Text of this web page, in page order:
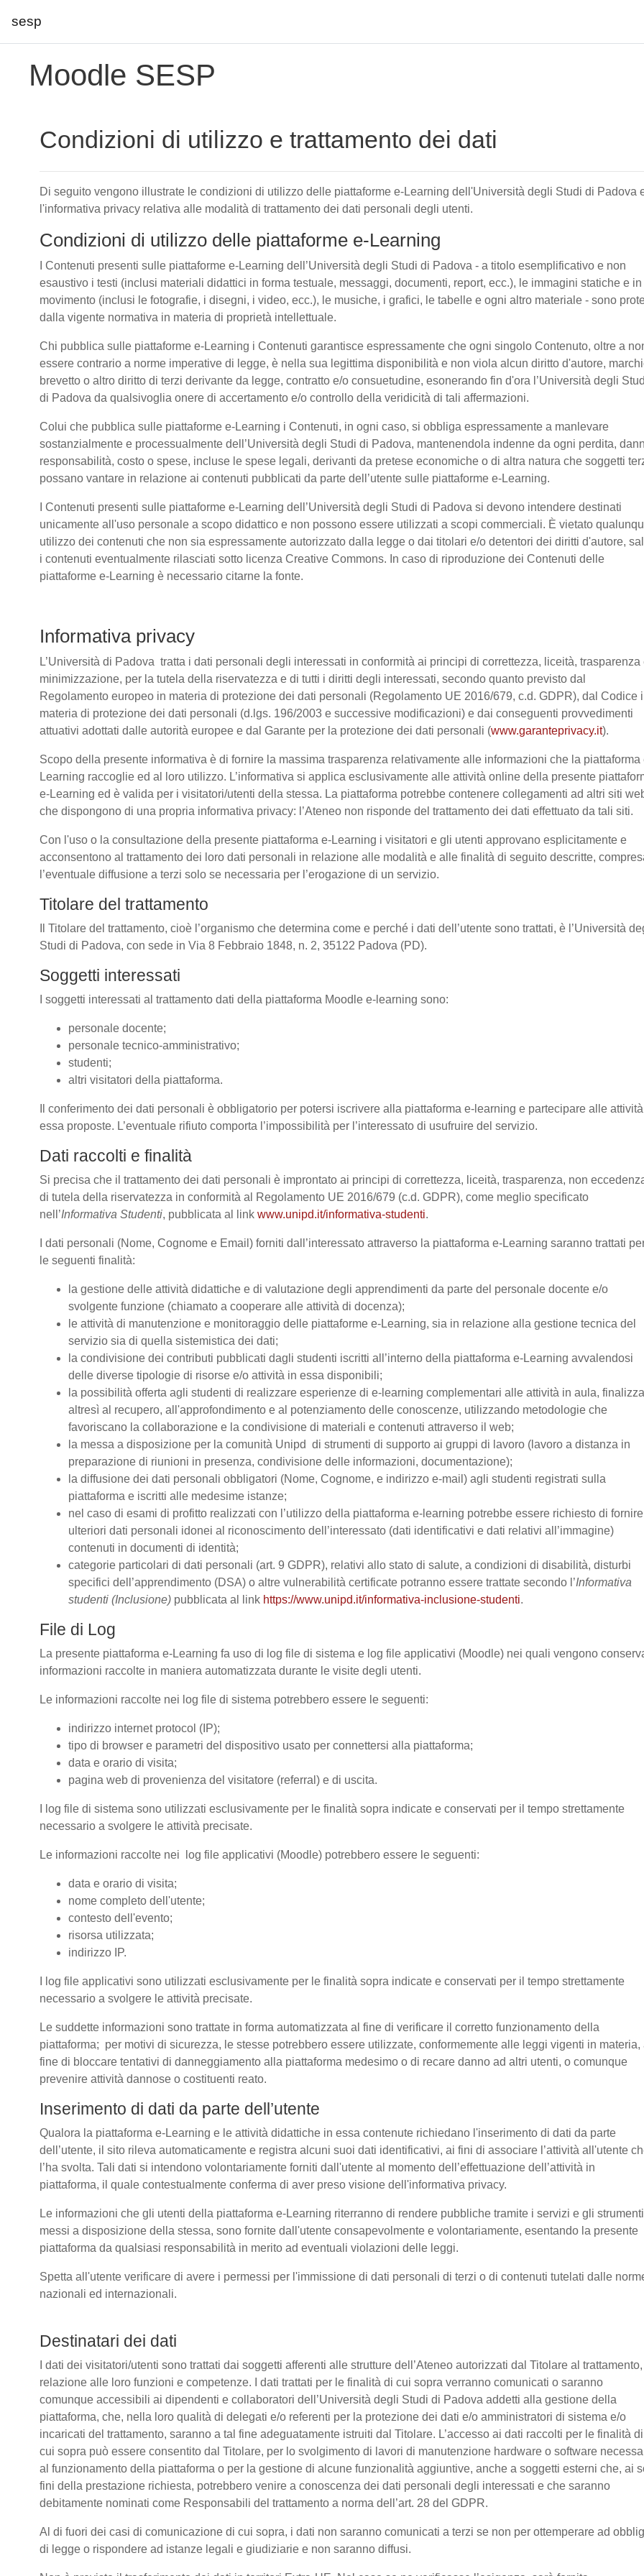
sesp
Moodle SESP
Condizioni di utilizzo e trattamento dei dati
Di seguito vengono illustrate le condizioni di utilizzo delle piattaforme e-Learning dell'Università degli Studi di Padova
l'informativa privacy relativa alle modalità di trattamento dei dati personali degli utenti.
Condizioni di utilizzo delle piattaforme e-Learning
I Contenuti presenti sulle piattaforme e-Learning dell’Università degli Studi di Padova - a titolo esemplificativo e non
esaustivo i testi (inclusi materiali didattici in forma testuale, messaggi, documenti, report, ecc.), le immagini statiche e in
movimento (inclusi le fotografie, i disegni, i video, ecc.), le musiche, i grafici, le tabelle e ogni altro materiale - sono
dalla vigente normativa in materia di proprietà intellettuale.
Chi pubblica sulle piattaforme e-Learning i Contenuti garantisce espressamente che ogni singolo Contenuto, oltre a
essere contrario a norme imperative di legge, è nella sua legittima disponibilità e non viola alcun diritto d'autore,
brevetto o altro diritto di terzi derivante da legge, contratto e/o consuetudine, esonerando fin d'ora l’Università degli
di Padova da qualsivoglia onere di accertamento e/o controllo della veridicità di tali affermazioni.
Colui che pubblica sulle piattaforme e-Learning i Contenuti, in ogni caso, si obbliga espressamente a manlevare
sostanzialmente e processualmente dell’Università degli Studi di Padova, mantenendola indenne da ogni perdita,
responsabilità, costo o spese, incluse le spese legali, derivanti da pretese economiche o di altra natura che soggetti
possano vantare in relazione ai contenuti pubblicati da parte dell’utente sulle piattaforme e-Learning.
I Contenuti presenti sulle piattaforme e-Learning dell’Università degli Studi di Padova si devono intendere destinati
unicamente all'uso personale a scopo didattico e non possono essere utilizzati a scopi commerciali. È vietato
utilizzo dei contenuti che non sia espressamente autorizzato dalla legge o dai titolari e/o detentori dei diritti d'autore,
i contenuti eventualmente rilasciati sotto licenza Creative Commons. In caso di riproduzione dei Contenuti delle
piattaforme e-Learning è necessario citarne la fonte.
Informativa privacy
L’Università di Padova tratta i dati personali degli interessati in conformità ai principi di correttezza, liceità, trasparenza
minimizzazione, per la tutela della riservatezza e di tutti i diritti degli interessati, secondo quanto previsto dal
Regolamento europeo in materia di protezione dei dati personali (Regolamento UE 2016/679, c.d. GDPR), dal Codice
materia di protezione dei dati personali (d.lgs. 196/2003 e successive modificazioni) e dai conseguenti provvedimenti
attuativi adottati dalle autorità europee e dal Garante per la protezione dei dati personali (www.garanteprivacy.it).
Scopo della presente informativa è di fornire la massima trasparenza relativamente alle informazioni che la piattaforma
Learning raccoglie ed al loro utilizzo. L’informativa si applica esclusivamente alle attività online della presente
e-Learning ed è valida per i visitatori/utenti della stessa. La piattaforma potrebbe contenere collegamenti ad altri siti
che dispongono di una propria informativa privacy: l’Ateneo non risponde del trattamento dei dati effettuato da tali siti.
Con l'uso o la consultazione della presente piattaforma e-Learning i visitatori e gli utenti approvano esplicitamente e
acconsentono al trattamento dei loro dati personali in relazione alle modalità e alle finalità di seguito descritte,
l’eventuale diffusione a terzi solo se necessaria per l’erogazione di un servizio.
Titolare del trattamento
Il Titolare del trattamento, cioè l’organismo che determina come e perché i dati dell’utente sono trattati, è l’Università
Studi di Padova, con sede in Via 8 Febbraio 1848, n. 2, 35122 Padova (PD).
Soggetti interessati
I soggetti interessati al trattamento dati della piattaforma Moodle e-learning sono:
personale docente;
personale tecnico-amministrativo;
studenti;
altri visitatori della piattaforma.
Il conferimento dei dati personali è obbligatorio per potersi iscrivere alla piattaforma e-learning e partecipare alle
essa proposte. L’eventuale rifiuto comporta l’impossibilità per l’interessato di usufruire del servizio.
Dati raccolti e finalità
Si precisa che il trattamento dei dati personali è improntato ai principi di correttezza, liceità, trasparenza, non
di tutela della riservatezza in conformità al Regolamento UE 2016/679 (c.d. GDPR), come meglio specificato
nell’Informativa Studenti, pubblicata al link www.unipd.it/informativa-studenti.
I dati personali (Nome, Cognome e Email) forniti dall’interessato attraverso la piattaforma e-Learning saranno trattati
le seguenti finalità:
la gestione delle attività didattiche e di valutazione degli apprendimenti da parte del personale docente e/o
svolgente funzione (chiamato a cooperare alle attività di docenza);
le attività di manutenzione e monitoraggio delle piattaforme e-Learning, sia in relazione alla gestione tecnica del
servizio sia di quella sistemistica dei dati;
la condivisione dei contributi pubblicati dagli studenti iscritti all’interno della piattaforma e-Learning avvalendosi
delle diverse tipologie di risorse e/o attività in essa disponibili;
la possibilità offerta agli studenti di realizzare esperienze di e-learning complementari alle attività in aula,
altresì al recupero, all'approfondimento e al potenziamento delle conoscenze, utilizzando metodologie che
favoriscano la collaborazione e la condivisione di materiali e contenuti attraverso il web;
la messa a disposizione per la comunità Unipd di strumenti di supporto ai gruppi di lavoro (lavoro a distanza in
preparazione di riunioni in presenza, condivisione delle informazioni, documentazione);
la diffusione dei dati personali obbligatori (Nome, Cognome, e indirizzo e-mail) agli studenti registrati sulla
piattaforma e iscritti alle medesime istanze;
nel caso di esami di profitto realizzati con l’utilizzo della piattaforma e-learning potrebbe essere richiesto di fornire
ulteriori dati personali idonei al riconoscimento dell’interessato (dati identificativi e dati relativi all’immagine)
contenuti in documenti di identità;
categorie particolari di dati personali (art. 9 GDPR), relativi allo stato di salute, a condizioni di disabilità, disturbi
specifici dell’apprendimento (DSA) o altre vulnerabilità certificate potranno essere trattate secondo l’Informativa
studenti (Inclusione) pubblicata al link https://www.unipd.it/informativa-inclusione-studenti.
File di Log
La presente piattaforma e-Learning fa uso di log file di sistema e log file applicativi (Moodle) nei quali vengono
informazioni raccolte in maniera automatizzata durante le visite degli utenti.
Le informazioni raccolte nei log file di sistema potrebbero essere le seguenti:
indirizzo internet protocol (IP);
tipo di browser e parametri del dispositivo usato per connettersi alla piattaforma;
data e orario di visita;
pagina web di provenienza del visitatore (referral) e di uscita.
I log file di sistema sono utilizzati esclusivamente per le finalità sopra indicate e conservati per il tempo strettamente
necessario a svolgere le attività precisate.
Le informazioni raccolte nei log file applicativi (Moodle) potrebbero essere le seguenti:
data e orario di visita;
nome completo dell'utente;
contesto dell'evento;
risorsa utilizzata;
indirizzo IP.
I log file applicativi sono utilizzati esclusivamente per le finalità sopra indicate e conservati per il tempo strettamente
necessario a svolgere le attività precisate.
Le suddette informazioni sono trattate in forma automatizzata al fine di verificare il corretto funzionamento della
piattaforma; per motivi di sicurezza, le stesse potrebbero essere utilizzate, conformemente alle leggi vigenti in materia,
fine di bloccare tentativi di danneggiamento alla piattaforma medesimo o di recare danno ad altri utenti, o comunque
prevenire attività dannose o costituenti reato.
Inserimento di dati da parte dell’utente
Qualora la piattaforma e-Learning e le attività didattiche in essa contenute richiedano l'inserimento di dati da parte
dell’utente, il sito rileva automaticamente e registra alcuni suoi dati identificativi, ai fini di associare l’attività all'utente
l’ha svolta. Tali dati si intendono volontariamente forniti dall'utente al momento dell’effettuazione dell’attività in
piattaforma, il quale contestualmente conferma di aver preso visione dell'informativa privacy.
Le informazioni che gli utenti della piattaforma e-Learning riterranno di rendere pubbliche tramite i servizi e gli strumenti
messi a disposizione della stessa, sono fornite dall'utente consapevolmente e volontariamente, esentando la presente
piattaforma da qualsiasi responsabilità in merito ad eventuali violazioni delle leggi.
Spetta all'utente verificare di avere i permessi per l'immissione di dati personali di terzi o di contenuti tutelati dalle
nazionali ed internazionali.
Destinatari dei dati
I dati dei visitatori/utenti sono trattati dai soggetti afferenti alle strutture dell’Ateneo autorizzati dal Titolare al
relazione alle loro funzioni e competenze. I dati trattati per le finalità di cui sopra verranno comunicati o saranno
comunque accessibili ai dipendenti e collaboratori dell’Università degli Studi di Padova addetti alla gestione della
piattaforma, che, nella loro qualità di delegati e/o referenti per la protezione dei dati e/o amministratori di sistema e/o
incaricati del trattamento, saranno a tal fine adeguatamente istruiti dal Titolare. L’accesso ai dati raccolti per le finalità di
cui sopra può essere consentito dal Titolare, per lo svolgimento di lavori di manutenzione hardware o software
al funzionamento della piattaforma o per la gestione di alcune funzionalità aggiuntive, anche a soggetti esterni che, ai
fini della prestazione richiesta, potrebbero venire a conoscenza dei dati personali degli interessati e che saranno
debitamente nominati come Responsabili del trattamento a norma dell’art. 28 del GDPR.
Al di fuori dei casi di comunicazione di cui sopra, i dati non saranno comunicati a terzi se non per ottemperare ad
di legge o rispondere ad istanze legali e giudiziarie e non saranno diffusi.